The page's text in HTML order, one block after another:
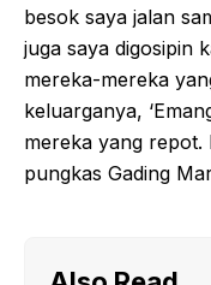
besok saya jalan
juga saya digosipin
mereka-mereka
keluarganya,
mereka yang repot.
pungkas Gading